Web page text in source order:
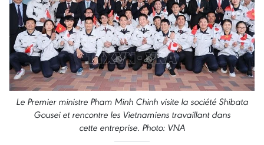
Le Premier ministre Pham Minh Chinh visite la société Shibata
Gousei et rencontre les Vietnamiens travaillant dans
cette entreprise. Photo: VNA